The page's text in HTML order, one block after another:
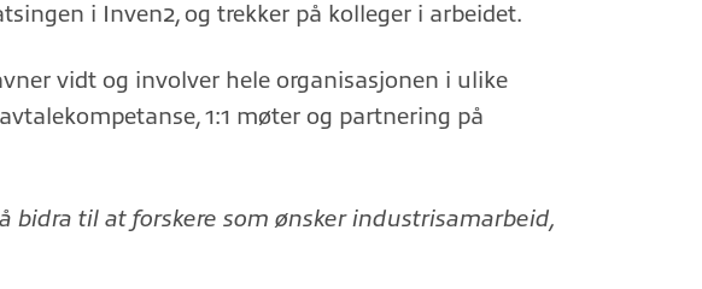
i Inven2, og trekker på kolleger i arbeidet.
vidt og involver hele organisasjonen i ulike
1:1 møter og partnering på
bidra til at forskere som ønsker industrisamarbeid,